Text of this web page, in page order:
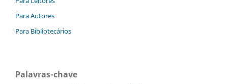
Para Autores
Para Bibliotecários
Palavras-chave